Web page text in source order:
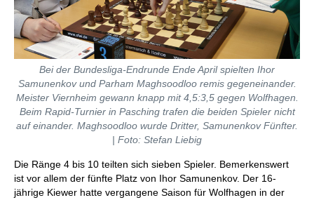
Bei der Bundesliga-Endrunde Ende April spielten Ihor
Samunenkov und Parham Maghsoodloo remis gegeneinander.
Meister Viernheim gewann knapp mit 4,5:3,5 gegen Wolfhagen.
Beim Rapid-Turnier in Pasching trafen die beiden Spieler nicht
auf einander. Maghsoodloo wurde Dritter, Samunenkov Fünfter.
| Foto: Stefan Liebig
Die Ränge 4 bis 10 teilten sich sieben Spieler. Bemerkenswert
ist vor allem der fünfte Platz von Ihor Samunenkov. Der 16-
jährige Kiewer hatte vergangene Saison für Wolfhagen in der